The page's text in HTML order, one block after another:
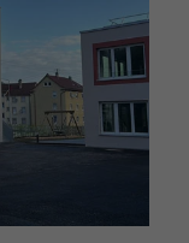
zu speichern.
dass
Besuchen
werden.